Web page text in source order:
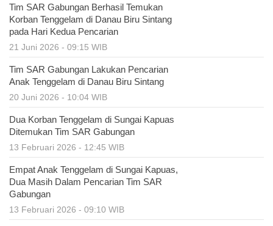
Tim SAR Gabungan Berhasil Temukan
Korban Tenggelam di Danau Biru Sintang
pada Hari Kedua Pencarian
21 Juni 2026 - 09:15 WIB
Tim SAR Gabungan Lakukan Pencarian
Anak Tenggelam di Danau Biru Sintang
20 Juni 2026 - 10:04 WIB
Dua Korban Tenggelam di Sungai Kapuas
Ditemukan Tim SAR Gabungan
13 Februari 2026 - 12:45 WIB
Empat Anak Tenggelam di Sungai Kapuas,
Dua Masih Dalam Pencarian Tim SAR
Gabungan
13 Februari 2026 - 09:10 WIB